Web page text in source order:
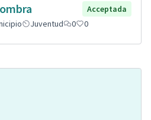
Acceptada
Juventud 0 0